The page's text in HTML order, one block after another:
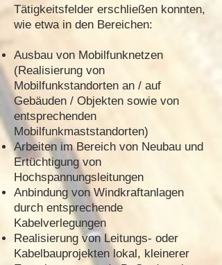
Tätigkeitsfelder erschließen konnten,
wie etwa in den Bereichen:
Ausbau von Mobilfunknetzen
(Realisierung von
Mobilfunkstandorten an / auf
Gebäuden / Objekten sowie von
entsprechenden
Mobilfunkmaststandorten)
Arbeiten im Bereich von Neubau und
Ertüchtigung von
Hochspannungsleitungen
Anbindung von Windkraftanlagen
durch entsprechende
Kabelverlegungen
Realisierung von Leitungs- oder
Kabelbauprojekten lokal, kleinerer